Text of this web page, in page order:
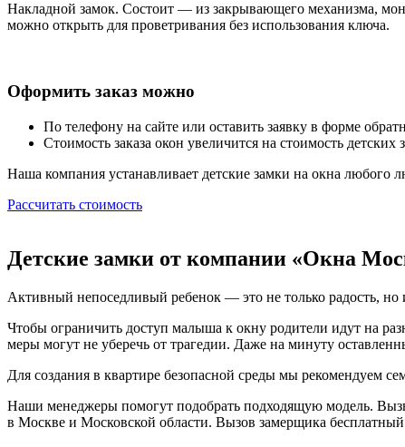
Накладной замок. Состоит — из закрывающего механизма,
можно открыть для проветривания без использования ключа.
Оформить заказ можно
По телефону на сайте или оставить заявку в форме
Стоимость заказа окон увеличится на стоимость детских
Наша компания устанавливает детские замки на окна любого
Рассчитать стоимость
Детские замки от компании «Окна
Активный непоседливый ребенок — это не только радость, но
Чтобы ограничить доступ малыша к окну родители идут на
меры могут не уберечь от трагедии. Даже на минуту
Для создания в квартире безопасной среды мы рекомендуем
Наши менеджеры помогут подобрать подходящую модель.
в Москве и Московской области. Вызов замерщика